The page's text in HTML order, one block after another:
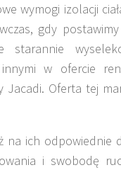
wymogi izolacji
gdy
w ofercie
Jacadi. Oferta tej
na ich odpowiednie
i swobodę